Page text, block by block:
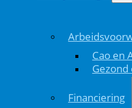
Cao en
Financiering